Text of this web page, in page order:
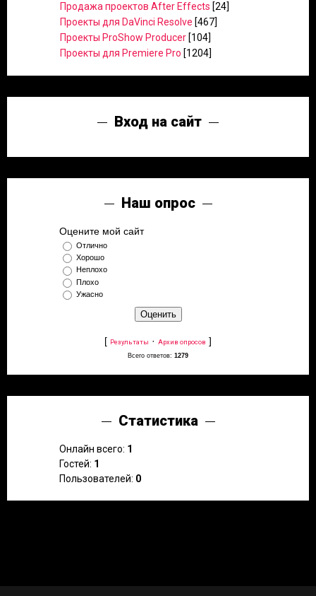
Продажа проектов After Effects [24]
Проекты для DaVinci Resolve [467]
Проекты ProShow Producer [104]
Проекты для Premiere Pro [1204]
Вход на сайт
Наш опрос
Оцените мой сайт
Отлично
Хорошо
Неплохо
Плохо
Ужасно
[ Результаты · Архив опросов ]
Всего ответов: 1279
Статистика
Онлайн всего: 1
Гостей: 1
Пользователей: 0